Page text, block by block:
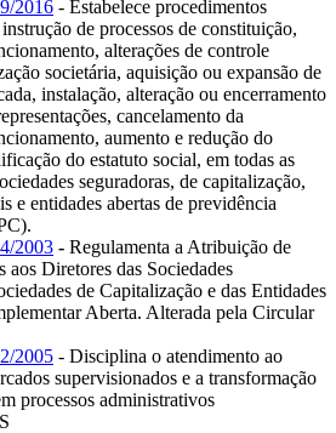
2016 - Estabelece procedimentos
de processos de constituição,
alterações de controle
societária, aquisição ou expansão de
instalação, alteração ou encerramento
cancelamento da
aumento e redução do
do estatuto social, em todas as
seguradoras, de capitalização,
e entidades abertas de previdência
2003 - Regulamenta a Atribuição de
aos Diretores das Sociedades
de Capitalização e das Entidades
Aberta. Alterada pela Circular
2005 - Disciplina o atendimento ao
supervisionados e a transformação
processos administrativos